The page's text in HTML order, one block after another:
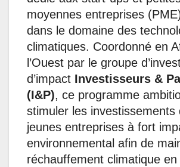
moyennes entreprises
dans le domaine des
climatiques. Coordonné en
l’Ouest par le groupe
d’impact Investisseurs &
(I&P), ce programme
stimuler les investissements
jeunes entreprises à fort
environnemental afin de
réchauffement climatique